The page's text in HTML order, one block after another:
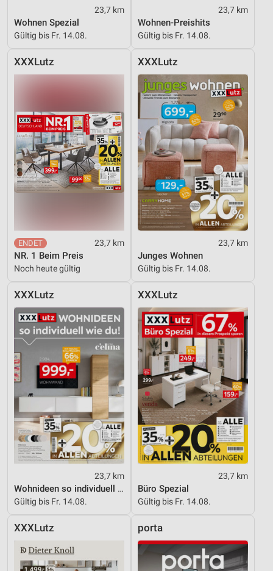
23,7 km
Wohnen Spezial
Gültig bis Fr. 14.08.
23,7 km
Wohnen-Preishits
Gültig bis Fr. 14.08.
XXXLutz
23,7 km
NR. 1 Beim Preis
Noch heute gültig
XXXLutz
23,7 km
Junges Wohnen
Gültig bis Fr. 14.08.
XXXLutz
23,7 km
Wohnideen so individuell wie du!
Gültig bis Fr. 14.08.
XXXLutz
23,7 km
Büro Spezial
Gültig bis Fr. 14.08.
XXXLutz porta